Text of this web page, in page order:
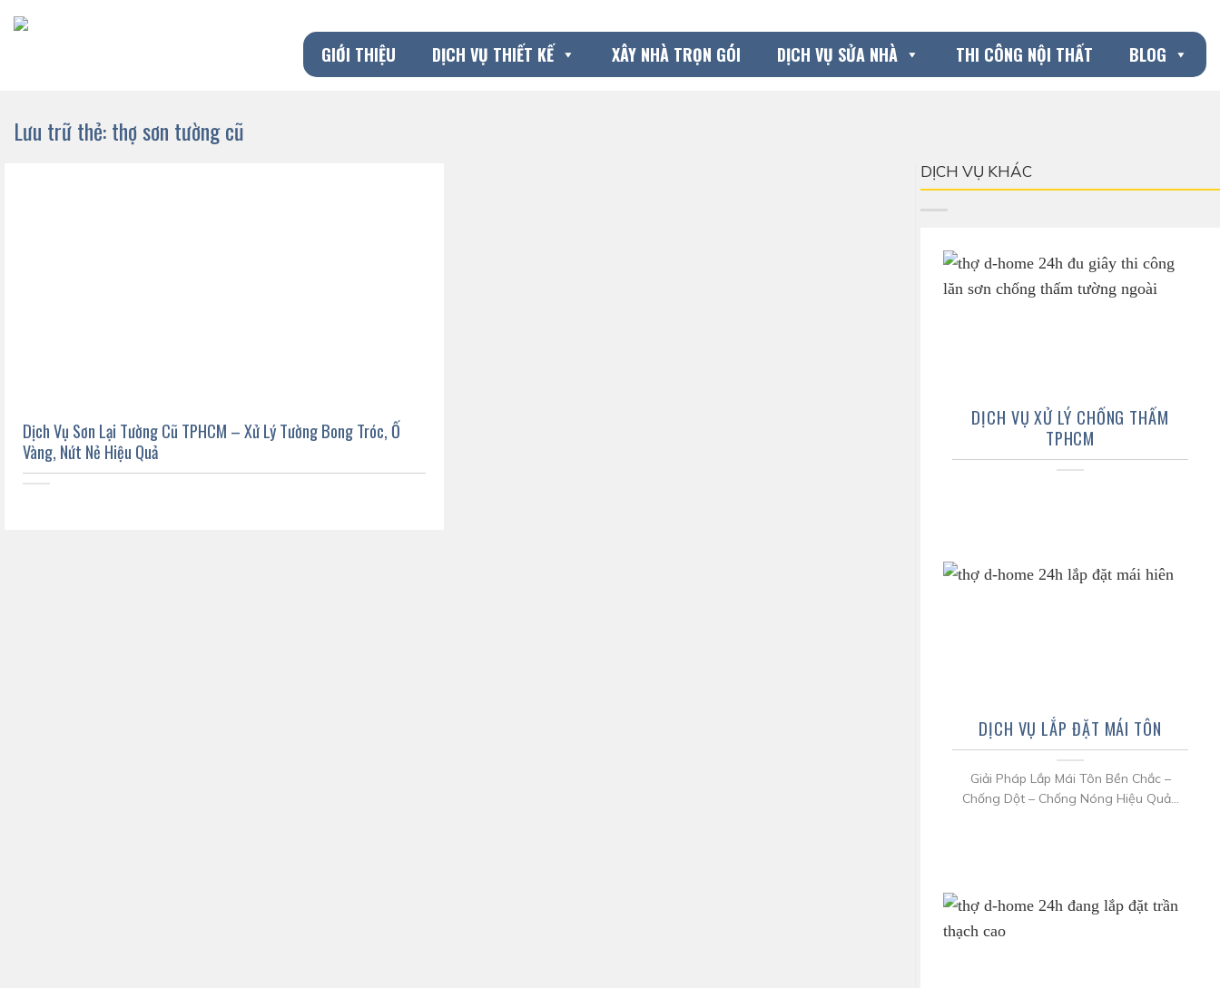
Chuyển
đến
GIỚI THIỆU DỊCH VỤ THIẾT KẾ XÂY NHÀ TRỌN GÓI DỊCH VỤ SỬA NHÀ THI CÔNG NỘI THẤT BLOG
Lưu trữ thẻ:thợ sơn tường cũ
Dịch Vụ Sơn Lại Tường Cũ TPHCM – Xử Lý Tường Bong Tróc, Ố
Vàng, Nứt Nẻ Hiệu Quả
DỊCH VỤ KHÁC
DỊCH VỤ XỬ LÝ CHỐNG THẤM
TPHCM
DỊCH VỤ LẮP ĐẶT MÁI TÔN
Giải Pháp Lắp Mái Tôn Bền Chắc –
Chống Dột – Chống Nóng Hiệu Quả...